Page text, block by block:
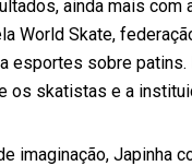
ainda mais com
World Skate,
esportes sobre patins.
os skatistas e a
imaginação, Japinha